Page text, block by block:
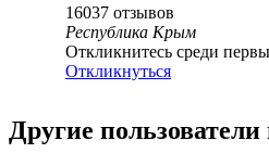
16037 отзывов
Республика Крым
Откликнитесь среди
Откликнуться
Другие